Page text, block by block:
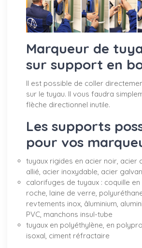
Marqueur de
sur support en
Il est possible de coller
sur le tuyau. Il vous faudra
flèche directionnel inutile.
Les supports
pour vos
tuyaux rigides en acier noir, acier
allié, acier inoxydable, acier
calorifuges de tuyaux : coquille en
roche, laine de verre,
revtements inox, âluminium,
PVC, manchons insul-tube
tuyaux en polyéthylène, en
isoxal, ciment réfractaire